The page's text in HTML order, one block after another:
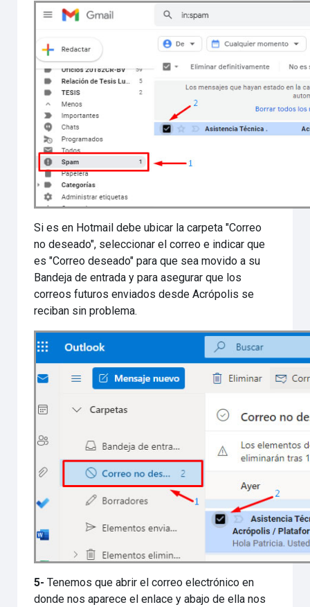
Si es en Hotmail debe ubicar la carpeta "Correo
no deseado", seleccionar el correo e indicar que
es "Correo deseado" para que sea movido a su
Bandeja de entrada y para asegurar que los
correos futuros enviados desde Acrópolis se
reciban sin problema.
5-Tenemos que abrir el correo electrónico en
donde nos aparece el enlace y abajo de ella nos